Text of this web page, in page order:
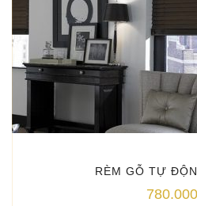
RÈM GỖ TỰ
780.000